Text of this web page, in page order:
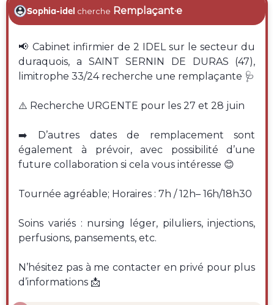
Sophia-idel cherche Remplaçant·e
📢 Cabinet infirmier de 2 IDEL sur le secteur du
duraquois, a SAINT SERNIN DE DURAS (47),
limitrophe 33/24 recherche une remplaçante 🩺
⚠️ Recherche URGENTE pour les 27 et 28 juin
➡️ D’autres dates de remplacement sont
également à prévoir, avec possibilité d’une
future collaboration si cela vous intéresse 😊
Tournée agréable; Horaires : 7h / 12h– 16h/18h30
Soins variés : nursing léger, piluliers, injections,
perfusions, pansements, etc.
N’hésitez pas à me contacter en privé pour plus
d’informations 📩